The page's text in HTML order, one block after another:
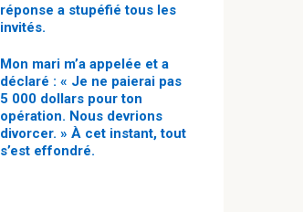
réponse a stupéfié tous les
invités.
Mon mari m’a appelée et a
déclaré : « Je ne paierai pas
5 000 dollars pour ton
opération. Nous devrions
divorcer. » À cet instant, tout
s’est effondré.